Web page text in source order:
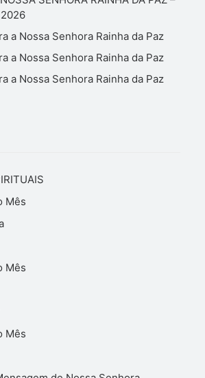
a Nossa Senhora Rainha da Paz
a Nossa Senhora Rainha da Paz
a Nossa Senhora Rainha da Paz
Mês
Mês
Mês